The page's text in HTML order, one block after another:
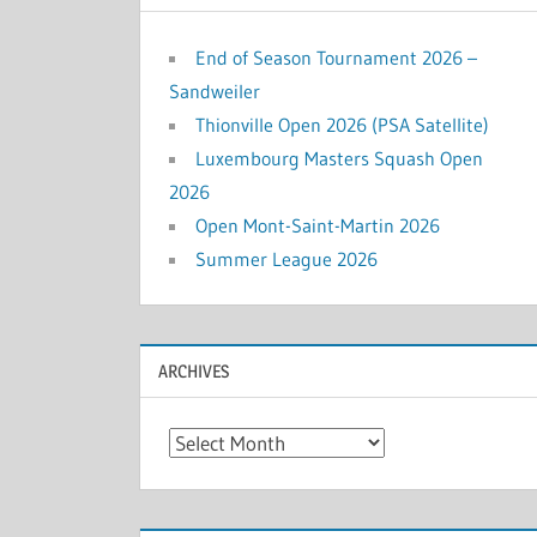
End of Season Tournament 2026 –
Sandweiler
Thionville Open 2026 (PSA Satellite)
Luxembourg Masters Squash Open
2026
Open Mont-Saint-Martin 2026
Summer League 2026
ARCHIVES
Archives